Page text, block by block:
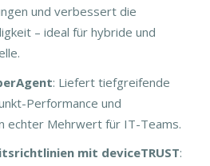
und verbessert die
– ideal für hybride und
: Liefert tiefgreifende
Performance und
echter Mehrwert für IT-Teams.
mit deviceTRUST: